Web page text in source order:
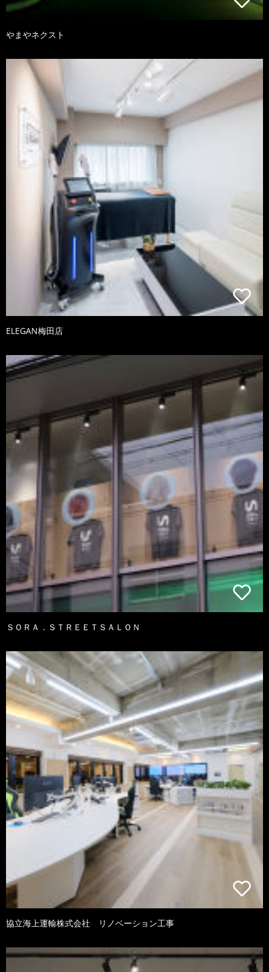
やまやネクスト
ELEGAN梅田店
ＳＯＲＡ．ＳＴＲＥＥＴＳＡＬＯＮ
協立海上運輸株式会社 リノベーション工事